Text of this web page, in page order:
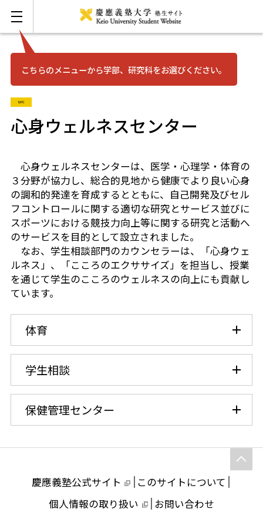
こちらのメニューから学部、研究科をお選びください。
お問い合わせ English
三田
湘南藤沢
矢上
信濃町
芝共立
SFC
心身ウェルネスセンター
心身ウェルネスセンターは、医学・心理学・体育の
３分野が協力し、総合的見地から健康でより良い心身
の調和的発達を育成するとともに、自己開発及びセル
フコントロールに関する適切な研究とサービス並びに
スポーツにおける競技力向上等に関する研究と活動へ
のサービスを目的として設立されました。
なお、学生相談部門のカウンセラーは、「心身ウェ
ルネス」、「こころのエクササイズ」を担当し、授業
を通じて学生のこころのウェルネスの向上にも貢献し
ています。
体育
学生相談
保健管理センター
慶應義塾公式サイト
このサイトについて
個人情報の取り扱い
お問い合わせ